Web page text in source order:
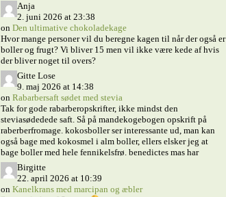
Anja
2. juni 2026 at 23:38
on Den ultimative chokoladekage
Hvor mange personer vil du beregne kagen til når der også er
boller og frugt? Vi bliver 15 men vil ikke være kede af hvis
der bliver noget til overs?
Gitte Lose
9. maj 2026 at 14:38
on Rabarbersaft sødet med stevia
Tak for gode rabarberopskrifter, ikke mindst den
steviasødedede saft. Så på mandekogebogen opskrift på
raberberfromage. kokosboller ser interessante ud, man kan
også bage med kokosmel i alm boller, ellers elsker jeg at
bage boller med hele fennikelsfrø. benedictes mas har
Birgitte
22. april 2026 at 10:39
on Kanelkrans med marcipan og æbler